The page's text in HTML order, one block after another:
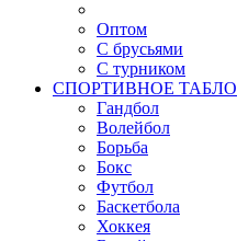
Оптом
С брусьями
С турником
СПОРТИВНОЕ ТАБЛО
Гандбол
Волейбол
Борьба
Бокс
Футбол
Баскетбола
Хоккея